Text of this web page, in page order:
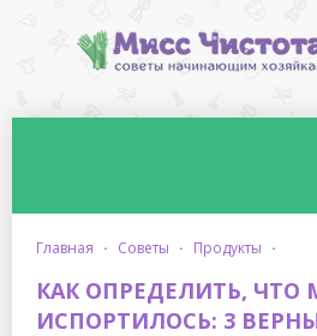
главная · советы · продукты ·
КАК ОПРЕДЕЛИТЬ, ЧТО
ИСПОРТИЛОСЬ: 3